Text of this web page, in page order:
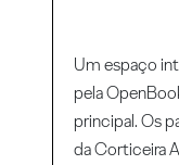
Um espaço
pela
principal. Os
da Corticeira